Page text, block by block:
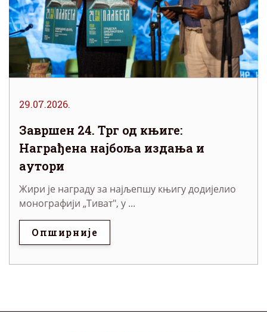
29.07.2026.
Завршен 24. Трг од књиге:
Награђена најбоља издања и
аутори
Жири је награду за најљепшу књигу додијелио
монографији „Тиват", у ...
Опширније